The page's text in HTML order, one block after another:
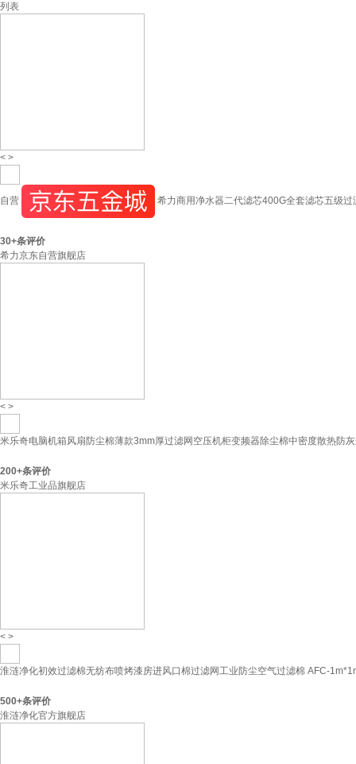
列表
< >
自营 希力商用净水器二代滤芯400G全套滤芯五级过
30+条评价
希力京东自营旗舰店
< >
米乐奇电脑机箱风扇防尘棉薄款3mm厚过滤网空压机柜变频器除尘棉中密度散热防
200+条评价
米乐奇工业品旗舰店
< >
淮涟净化初效过滤棉无纺布喷烤漆房进风口棉过滤网工业防尘空气过滤棉 AFC-
500+条评价
淮涟净化官方旗舰店